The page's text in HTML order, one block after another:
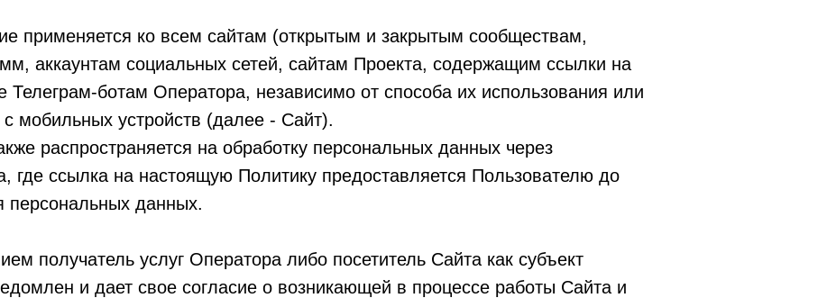
применяется ко всем сайтам (открытым и закрытым сообществам,
аккаунтам социальных сетей, сайтам Проекта, содержащим ссылки на
Телеграм-ботам Оператора, независимо от способа их использования или
мобильных устройств (далее - Сайт).
распространяется на обработку персональных данных через
где ссылка на настоящую Политику предоставляется Пользователю до
персональных данных.
получатель услуг Оператора либо посетитель Сайта как субъект
и дает свое согласие о возникающей в процессе работы Сайта и